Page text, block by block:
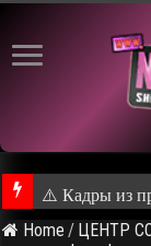
⚠️ Кадры из
Home / ЦЕНТР